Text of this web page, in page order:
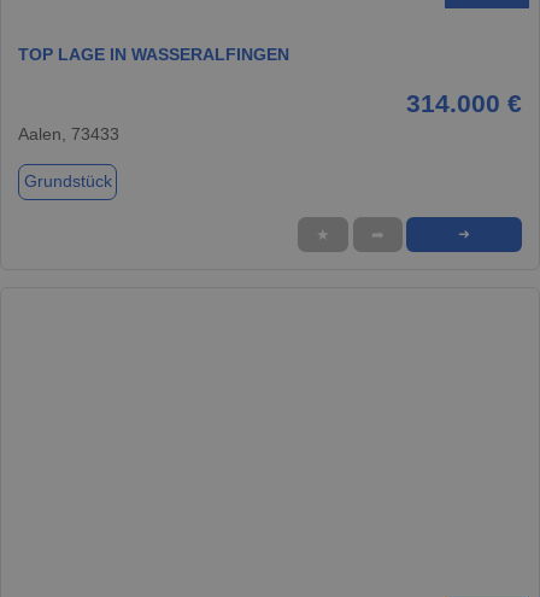
TOP LAGE IN WASSERALFINGEN
314.000 €
Aalen, 73433
Grundstück
★ ➦ ➜